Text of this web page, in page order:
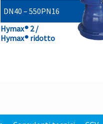
DN40 – 550PN16
Hymax® 2 /
Hymax® ridotto